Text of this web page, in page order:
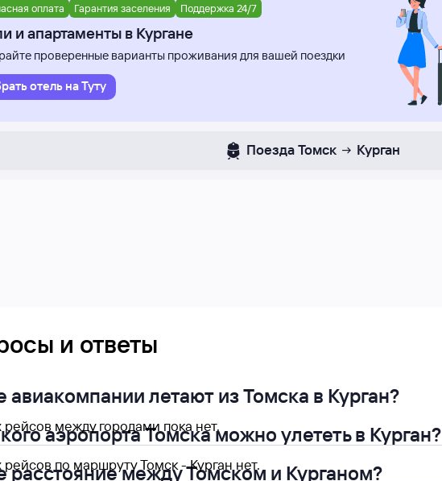
оплата Гарантия заселения Поддержка 24/7
и апартаменты в Кургане
проверенные варианты проживания для вашей поездки
отель на Туту
Поезда Томск Курган
и ответы
авиакомпании летают из Томска в Курган?
между городами пока нет.
аэропорта Томска можно улететь в Курган?
по маршруту Томск - Курган нет.
расстояние между Томском и Курганом?